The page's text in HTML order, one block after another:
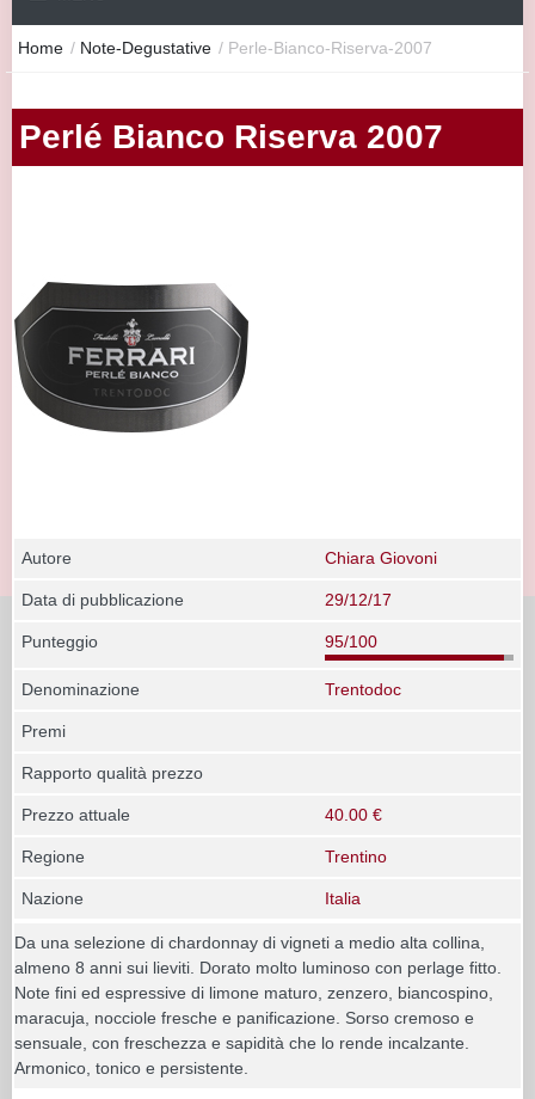
Home / Note-Degustative / Perle-Bianco-Riserva-2007
Perlé Bianco Riserva 2007
Autore Chiara Giovoni
Data di pubblicazione 29/12/17
Punteggio 95/100
Denominazione Trentodoc
Premi
Rapporto qualità prezzo
Prezzo attuale 40.00 €
Regione Trentino
Nazione Italia
Da una selezione di chardonnay di vigneti a medio alta collina,
almeno 8 anni sui lieviti. Dorato molto luminoso con perlage fitto.
Note fini ed espressive di limone maturo, zenzero, biancospino,
maracuja, nocciole fresche e panificazione. Sorso cremoso e
sensuale, con freschezza e sapidità che lo rende incalzante.
Armonico, tonico e persistente.